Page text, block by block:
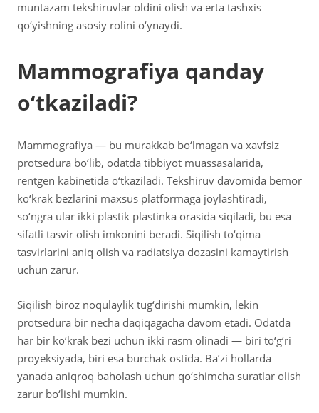
muntazam tekshiruvlar oldini olish va erta tashxis
qo‘yishning asosiy rolini o‘ynaydi.
Mammografiya qanday
o‘tkaziladi?
Mammografiya — bu murakkab bo‘lmagan va xavfsiz
protsedura bo‘lib, odatda tibbiyot muassasalarida,
rentgen kabinetida o‘tkaziladi. Tekshiruv davomida bemor
ko‘krak bezlarini maxsus platformaga joylashtiradi,
so‘ngra ular ikki plastik plastinka orasida siqiladi, bu esa
sifatli tasvir olish imkonini beradi. Siqilish to‘qima
tasvirlarini aniq olish va radiatsiya dozasini kamaytirish
uchun zarur.
Siqilish biroz noqulaylik tug‘dirishi mumkin, lekin
protsedura bir necha daqiqagacha davom etadi. Odatda
har bir ko‘krak bezi uchun ikki rasm olinadi — biri to‘g‘ri
proyeksiyada, biri esa burchak ostida. Ba’zi hollarda
yanada aniqroq baholash uchun qo‘shimcha suratlar olish
zarur bo‘lishi mumkin.